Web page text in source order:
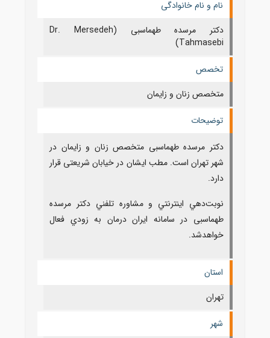
نام و نام خانوادگی
دکتر مرسده طهماسبی (Dr. Mersedeh
Tahmasebi)
تخصص
متخصص زنان و زایمان
توضیحات
دکتر مرسده طهماسبی متخصص زنان و زایمان در
شهر تهران است. مطب ایشان در خیابان شریعتی قرار
دارد.
نوبت‌دهي اينترنتي و مشاوره تلفني دکتر مرسده
طهماسبی در سامانه ايران درمان به زودي فعال
خواهدشد.
استان
تهران
شهر